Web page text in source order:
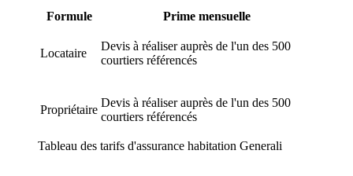
Formule Prime mensuelle
Locataire
Devis à réaliser auprès de l'un des 500
courtiers référencés
Propriétaire
Devis à réaliser auprès de l'un des 500
courtiers référencés
Tableau des tarifs d'assurance habitation Generali